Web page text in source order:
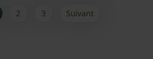
2 3 Suivant